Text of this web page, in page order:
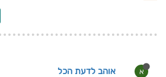
א אוהב לדעת הכל